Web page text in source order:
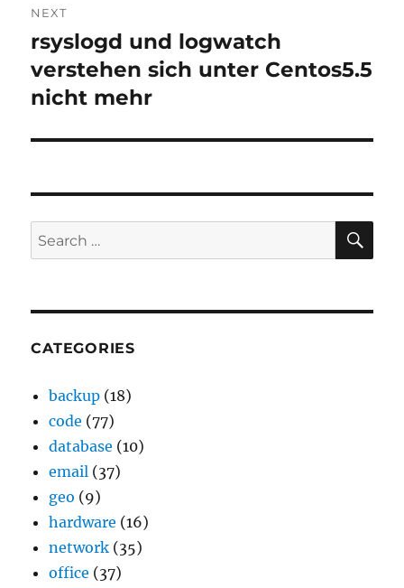
NEXT
Next
post:
rsyslogd und logwatch
verstehen sich unter Centos5.5
nicht mehr
Search
for:
CATEGORIES
backup (18)
code (77)
database (10)
email (37)
geo (9)
hardware (16)
network (35)
office (37)